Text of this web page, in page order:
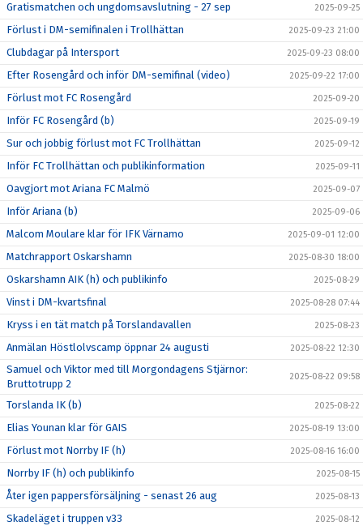
Gratismatchen och ungdomsavslutning - 27 sep 2025-09-25
Förlust i DM-semifinalen i Trollhättan 2025-09-23 21:00
Clubdagar på Intersport 2025-09-23 08:00
Efter Rosengård och inför DM-semifinal (video) 2025-09-22 17:00
Förlust mot FC Rosengård 2025-09-20
Inför FC Rosengård (b) 2025-09-19
Sur och jobbig förlust mot FC Trollhättan 2025-09-12
Inför FC Trollhättan och publikinformation 2025-09-11
Oavgjort mot Ariana FC Malmö 2025-09-07
Inför Ariana (b) 2025-09-06
Malcom Moulare klar för IFK Värnamo 2025-09-01 12:00
Matchrapport Oskarshamn 2025-08-30 18:00
Oskarshamn AIK (h) och publikinfo 2025-08-29
Vinst i DM-kvartsfinal 2025-08-28 07:44
Kryss i en tät match på Torslandavallen 2025-08-23
Anmälan Höstlolvscamp öppnar 24 augusti 2025-08-22 12:30
Samuel och Viktor med till Morgondagens Stjärnor:
Bruttotrupp 2
2025-08-22 09:58
Torslanda IK (b) 2025-08-22
Elias Younan klar för GAIS 2025-08-19 13:00
Förlust mot Norrby IF (h) 2025-08-16 16:00
Norrby IF (h) och publikinfo 2025-08-15
Åter igen pappersförsäljning - senast 26 aug 2025-08-13
Skadeläget i truppen v33 2025-08-12